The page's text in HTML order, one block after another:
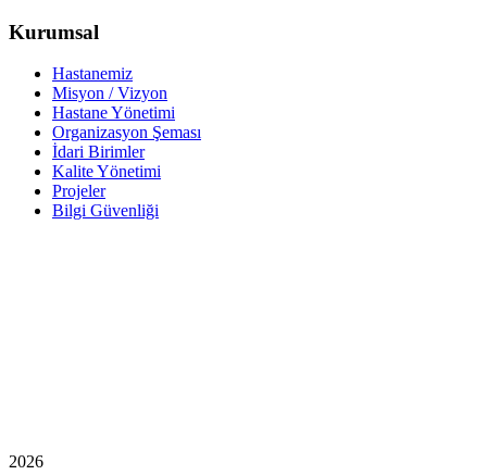
Kurumsal
Hastanemiz
Misyon / Vizyon
Hastane Yönetimi
Organizasyon Şeması
İdari Birimler
Kalite Yönetimi
Projeler
Bilgi Güvenliği
2026